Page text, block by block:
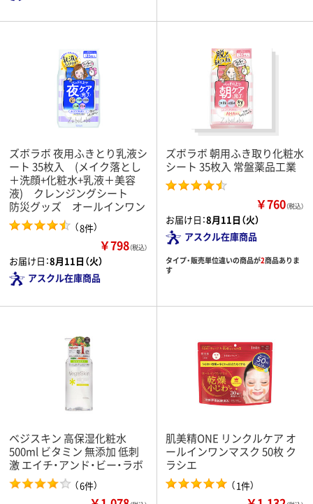
ズボラボ 夜用ふきとり乳液シ
ート 35枚入 (メイク落とし
＋洗顔+化粧水+乳液＋美容
液) クレンジングシート
防災グッズ オールインワン
（8件）
￥798（税込）
お届け日：8月11日（火）
アスクル在庫商品
ズボラボ 朝用ふき取り化粧水
シート 35枚入 常盤薬品工業
￥760（税込）
お届け日：8月11日（火）
アスクル在庫商品
タイプ・販売単位違いの商品が2商品ありま
す
ベジスキン 高保湿化粧水
500ml ビタミン 無添加 低刺
激 エイチ・アンド・ビー・ラボ
（6件）
肌美精ONE リンクルケア オ
ールインワンマスク 50枚 ク
ラシエ
（1件）